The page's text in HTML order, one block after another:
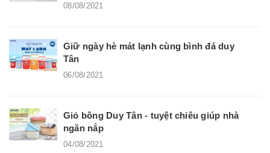
08/08/2021
Giữ ngày hè mát lạnh cùng bình đá duy
Tân
06/08/2021
Giỏ bông Duy Tân - tuyệt chiêu giúp nhà
ngăn nắp
04/08/2021